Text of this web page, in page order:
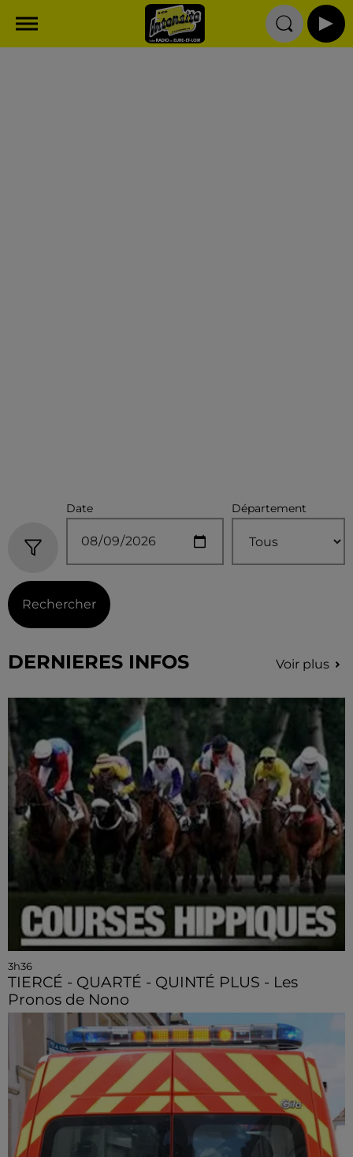
Date Département
Rechercher
DERNIERES INFOS Voir plus
3h36
TIERCÉ - QUARTÉ - QUINTÉ PLUS - Les
Pronos de Nono